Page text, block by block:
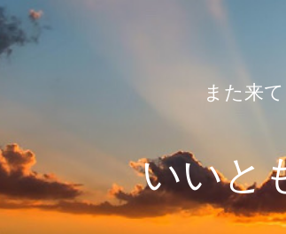
また来
いいと